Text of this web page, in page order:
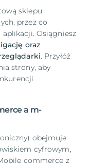
sklepu
przez co
Osiągniesz
oraz
. Przyłóż
strony, aby
a m-
obejmuje
cyfrowym,
commerce z